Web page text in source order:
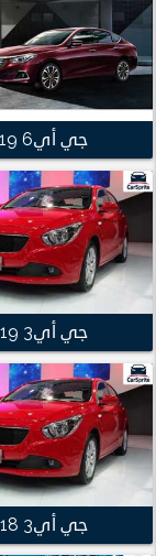
جي أي6 2019
جي أي3 2019
جي أي3 2018